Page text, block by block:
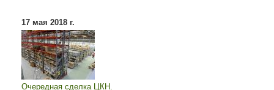
17 мая 2018 г.
Очередная сделка ЦКН.